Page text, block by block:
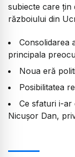
subiecte care țin
războiului din
Consolidarea
principala
Noua eră
Posibilitatea
Ce sfaturi i-ar
Nicușor Dan,